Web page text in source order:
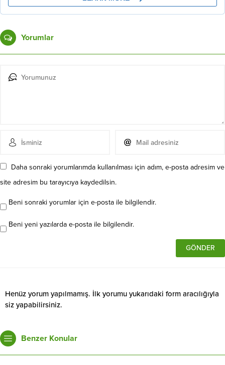
Yorumlar
Daha sonraki yorumlarımda kullanılması için adım, e-posta adresim ve
site adresim bu tarayıcıya kaydedilsin.
Beni sonraki yorumlar için e-posta ile bilgilendir.
Beni yeni yazılarda e-posta ile bilgilendir.
Henüz yorum yapılmamış. İlk yorumu yukarıdaki form aracılığıyla
siz yapabilirsiniz.
Benzer Konular